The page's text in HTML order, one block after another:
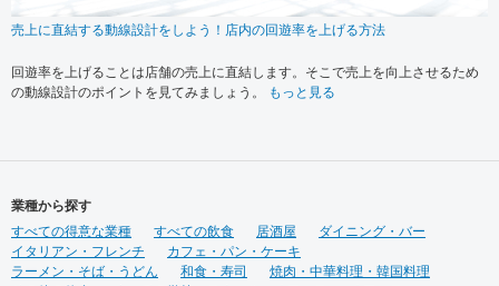
売上に直結する動線設計をしよう！店内の回遊率を上げる方法
回遊率を上げることは店舗の売上に直結します。そこで売上を向上させるため
の動線設計のポイントを見てみましょう。
もっと見る
業種から探す
すべての得意な業種
すべての飲食 居酒屋
ダイニング・バー
イタリアン・フレンチ
カフェ・パン・ケーキ
ラーメン・そば・うどん
和食・寿司
焼肉・中華料理・韓国料理